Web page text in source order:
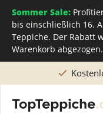
Sommer Sale:
bis einschließlich 16.
Teppiche. Der Rabatt
Warenkorb abgezogen.
Direkt